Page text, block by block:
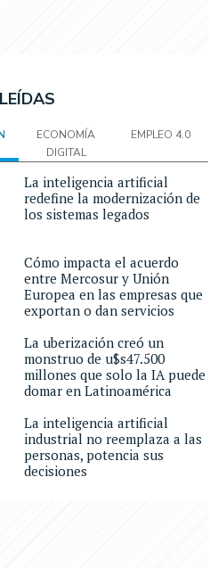
ECONOMÍA
DIGITAL
EMPLEO 4.0
La inteligencia artificial
redefine la modernización de
los sistemas legados
Cómo impacta el acuerdo
entre Mercosur y Unión
Europea en las empresas que
exportan o dan servicios
La uberización creó un
monstruo de u$s47.500
millones que solo la IA puede
domar en Latinoamérica
La inteligencia artificial
industrial no reemplaza a las
personas, potencia sus
decisiones